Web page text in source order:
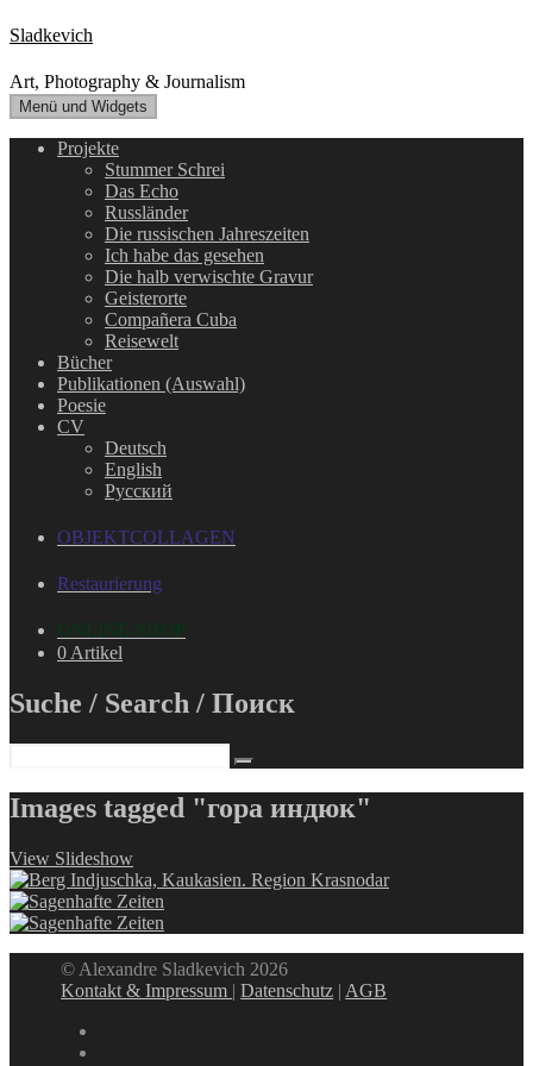
Zum
Inhalt
springen
Sladkevich
Art, Photography & Journalism
Menü und Widgets
Projekte
Stummer Schrei
Das Echo
Russländer
Die russischen Jahreszeiten
Ich habe das gesehen
Die halb verwischte Gravur
Geisterorte
Compañera Cuba
Reisewelt
Bücher
Publikationen (Auswahl)
Poesie
CV
Deutsch
English
Русский
OBJEKTCOLLAGEN
Restaurierung
ONLINE-SHOP
0 Artikel
Suche / Search / Поиск
Images tagged "гора индюк"
View Slideshow
© Alexandre Sladkevich 2026
Kontakt & Impressum |Datenschutz | AGB